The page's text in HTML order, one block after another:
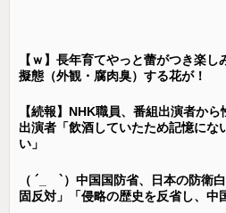
【ｗ】長年育てやっと蕾がつき楽
擬態（外観・腐肉臭）する花が！
【続報】NHK職員、番組出演者か
出演者「飲酒していたため記憶にな
い」
（ ´_ゝ`）中国国防省、日本の防衛
固反対」「侵略の歴史を反省し、中